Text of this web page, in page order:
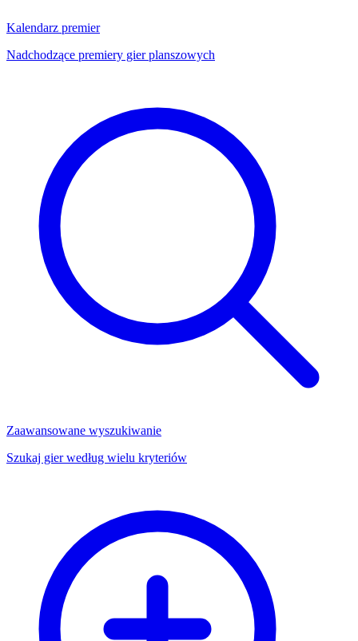
Kalendarz premier
Nadchodzące premiery gier planszowych
Zaawansowane wyszukiwanie
Szukaj gier według wielu kryteriów